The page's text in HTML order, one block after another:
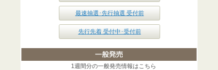
最速抽選･先行抽選 受付前
先行先着 受付中･受付前
1週間分の一般発売情報はこちら